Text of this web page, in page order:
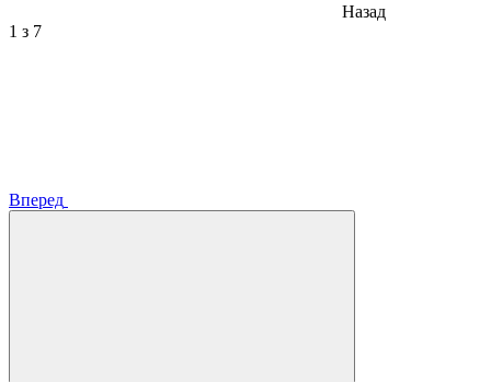
Назад
1 з 7
Вперед